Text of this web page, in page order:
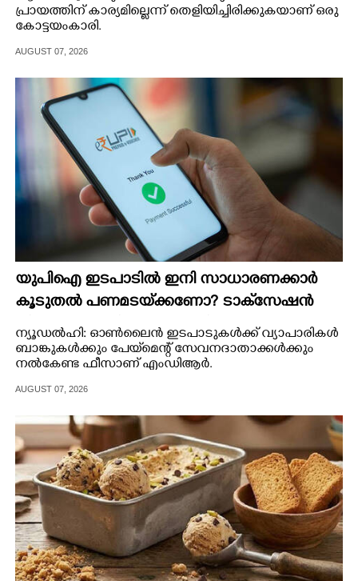
പ്രായത്തിന് കാര്യമില്ലെന്ന് തെളിയിച്ചിരിക്കുകയാണ് ഒരു
കോട്ടയംകാരി.
AUGUST 07, 2026
യുപിഐ ഇടപാടിൽ ഇനി സാധാരണക്കാർ
കൂടുതൽ പണമടയ്‌ക്കണോ?​ ടാക്‌സേഷൻ
നിയമ ഭേദഗതി വ്യക്തമാക്കി കേന്ദ്രം
ന്യൂ‌ഡൽഹി: ഓൺലൈൻ ഇടപാടുകൾക്ക് വ്യാപാരികൾ
ബാങ്കുകൾക്കും പേയ്‌മെന്റ് സേവനദാതാക്കൾക്കും
നൽകേണ്ട ഫീസാണ് എംഡിആർ.
AUGUST 07, 2026